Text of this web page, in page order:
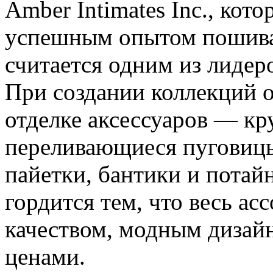
Amber Intimates Inc.,
успешным опытом
считается одним из
При создании коллекций
отделке аксессуаров —
переливающиеся
пайетки, бантики и
гордится тем, что весь
качеством, модным
ценами.